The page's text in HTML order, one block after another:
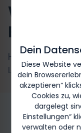
Dein
Diese Website
dein
akzeptieren“
Cookies zu,
dargelegt
Einstellungen“
verwalten oder
Biogen –
Hier geht es
Leben mit MS